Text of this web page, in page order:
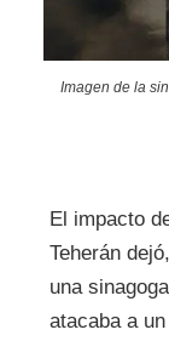
Imagen de la
El impacto
Teherán
una
atacaba a